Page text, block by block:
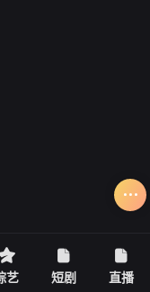
艺 短剧 直播